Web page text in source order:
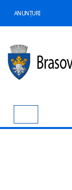
ANUNȚURI